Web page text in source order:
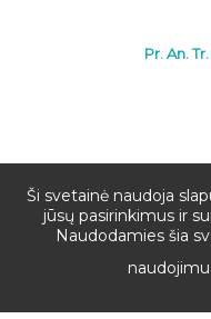
Pr. An.
Ši svetainė naudoja
jūsų pasirinkimus ir
Naudodamies šia
naudojimu.